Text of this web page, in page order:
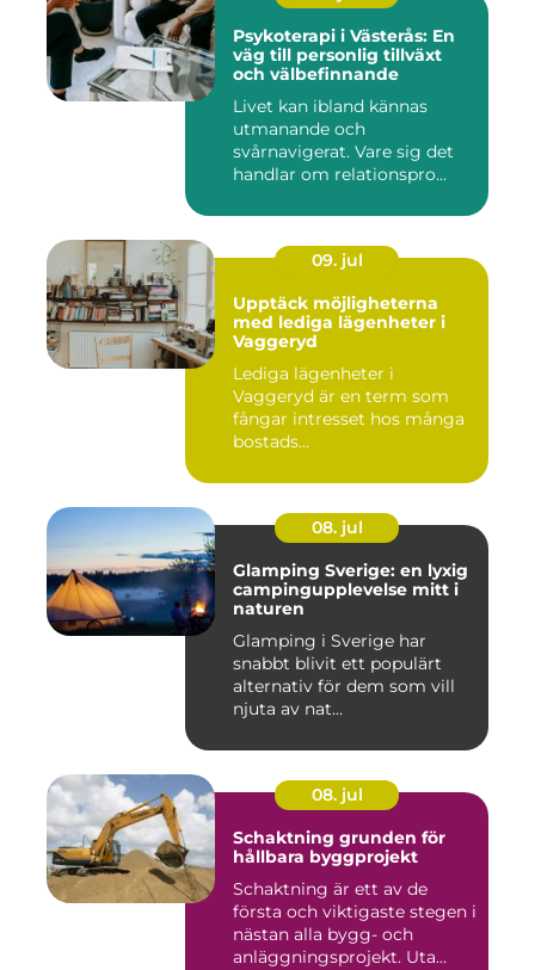
Psykoterapi i Västerås: En
väg till personlig tillväxt
och välbefinnande
Livet kan ibland kännas
utmanande och
svårnavigerat. Vare sig det
handlar om relationspro...
09. jul
Upptäck möjligheterna
med lediga lägenheter i
Vaggeryd
Lediga lägenheter i
Vaggeryd är en term som
fångar intresset hos många
bostads...
08. jul
Glamping Sverige: en lyxig
campingupplevelse mitt i
naturen
Glamping i Sverige har
snabbt blivit ett populärt
alternativ för dem som vill
njuta av nat...
08. jul
Schaktning grunden för
hållbara byggprojekt
Schaktning är ett av de
första och viktigaste stegen i
nästan alla bygg- och
anläggningsprojekt. Uta...